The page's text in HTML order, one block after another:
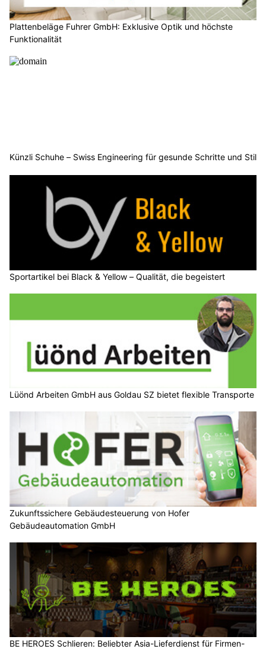
Plattenbeläge Fuhrer GmbH: Exklusive Optik und höchste
Funktionalität
Künzli Schuhe – Swiss Engineering für gesunde Schritte und Stil
Sportartikel bei Black & Yellow – Qualität, die begeistert
Lüönd Arbeiten GmbH aus Goldau SZ bietet flexible Transporte
Zukunftssichere Gebäudesteuerung von Hofer
Gebäudeautomation GmbH
BE HEROES Schlieren: Beliebter Asia-Lieferdienst für Firmen-